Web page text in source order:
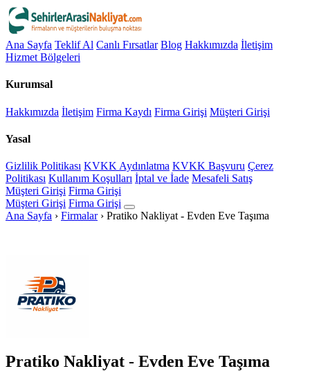
Ana Sayfa Teklif Al Canlı Fırsatlar Blog Hakkımızda İletişim
Hizmet Bölgeleri
Kurumsal
Hakkımızda İletişim Firma Kaydı Firma Girişi Müşteri Girişi
Yasal
Gizlilik Politikası KVKK Aydınlatma KVKK Başvuru Çerez
Politikası Kullanım Koşulları İptal ve İade Mesafeli Satış
Müşteri Girişi Firma Girişi
Müşteri Girişi Firma Girişi
Ana Sayfa › Firmalar › Pratiko Nakliyat - Evden Eve Taşıma
Pratiko Nakliyat - Evden Eve Taşıma